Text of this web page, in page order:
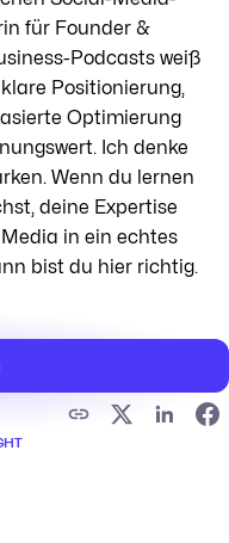
für Founder &
Podcasts weiß
Positionierung,
Optimierung
Ich denke
Wenn du lernen
deine Expertise
in ein echtes
bist du hier richtig.